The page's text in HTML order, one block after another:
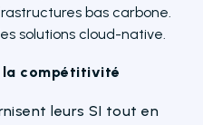
bas carbone.
solutions cloud-native.
la compétitivité
leurs SI tout en